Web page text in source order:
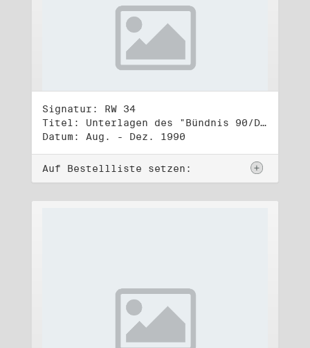
Signatur: RW 34
Titel: Unterlagen des "Bündnis 90/Die Grünen - BürgerInnenbewegung", Wahlbündnis zur Bundestagswahl am 2.12.1990 (2)
Datum: Aug. - Dez. 1990
Auf Bestellliste setzen: